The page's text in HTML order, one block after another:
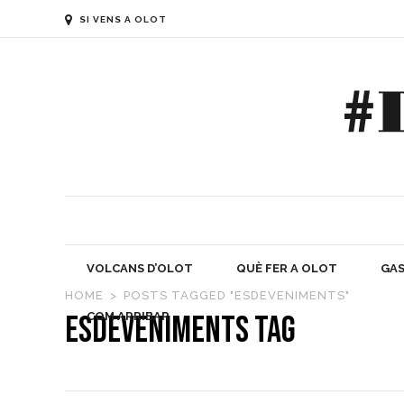
SI VENS A OLOT
VOLCANS D’OLOT QUÈ FER A OLOT
COM ARRIBAR
VOLCANS D’OLOT
HOME POSTS TAGGED "ESDEVENIMENTS"
esdeveniments Tag